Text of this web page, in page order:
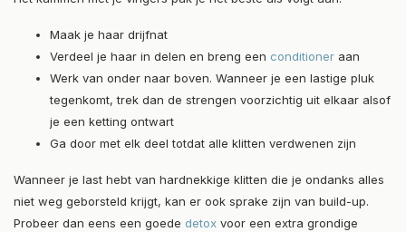
Maak je haar drijfnat
Verdeel je haar in delen en breng een conditioner aan
Werk van onder naar boven. Wanneer je een lastige pluk
tegenkomt, trek dan de strengen voorzichtig uit elkaar alsof
je een ketting ontwart
Ga door met elk deel totdat alle klitten verdwenen zijn
Wanneer je last hebt van hardnekkige klitten die je ondanks alles
niet weg geborsteld krijgt, kan er ook sprake zijn van build-up.
Probeer dan eens een goede detox voor een extra grondige